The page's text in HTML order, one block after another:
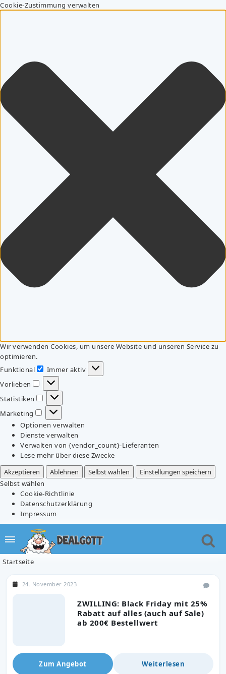
Cookie-Zustimmung verwalten
Wir verwenden Cookies, um unsere Website und unseren Service zu
optimieren.
Funktional
Funktional
Immer aktiv
Vorlieben
Vorlieben
Statistiken
Statistiken
Marketing
Marketing
Optionen verwalten
Dienste verwalten
Verwalten von {vendor_count}-Lieferanten
Lese mehr über diese Zwecke
Akzeptieren
Ablehnen Selbst wählen
Einstellungen speichern
Selbst wählen
Cookie-Richtlinie
Datenschutzerklärung
Impressum
Startseite
ZWILLING: Black Friday mit 25%
Rabatt auf alles (auch auf Sale)
ab 200€ Bestellwert
24. November 2023
Zum Angebot Weiterlesen